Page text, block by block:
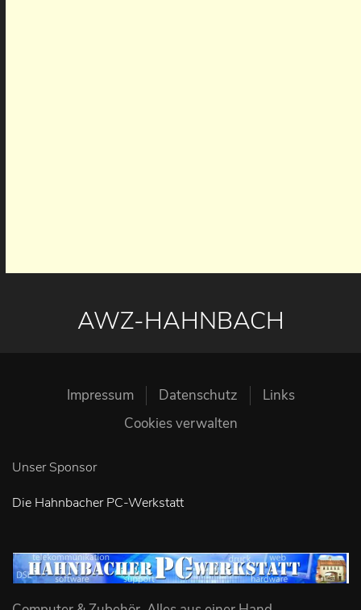
AWZ-HAHNBACH
Impressum Datenschutz
Links
Cookies verwalten
Unser Sponsor
Die Hahnbacher PC-Werkstatt